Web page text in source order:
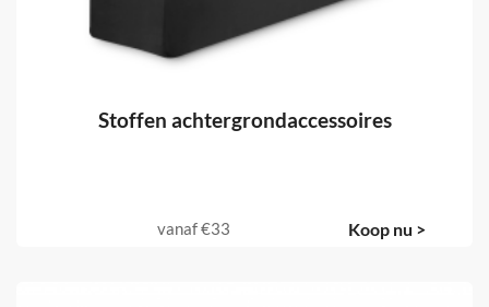
Stoffen achtergrondaccessoires
vanaf€33 Koop nu >